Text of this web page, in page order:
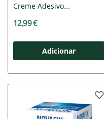
Creme Adesivo...
12,99 €
Adicionar